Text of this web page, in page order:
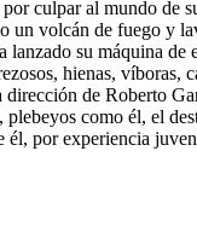
culpar al mundo de
un volcán de fuego y
lanzado su máquina
hienas, víboras,
de Roberto
como él, el
él, por experiencia